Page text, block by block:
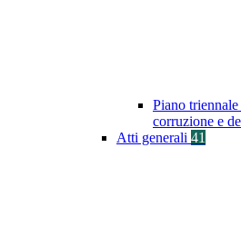
Piano
corruzione e
Atti generali 41